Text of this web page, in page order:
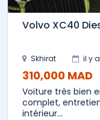
Volvo XC40
Skhirat il y
310,000 MAD
Voiture très bien
complet,
intérieur...